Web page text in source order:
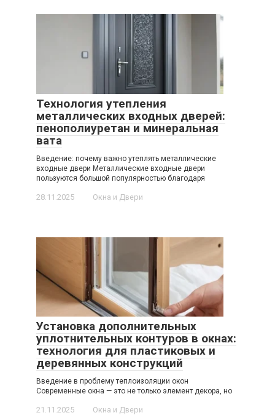
Технология утепления
металлических входных дверей:
пенополиуретан и минеральная
вата
Введение: почему важно утеплять металлические
входные двери Металлические входные двери
пользуются большой популярностью благодаря
28.11.2025 Окна и Двери
Установка дополнительных
уплотнительных контуров в окнах:
технология для пластиковых и
деревянных конструкций
Введение в проблему теплоизоляции окон
Современные окна — это не только элемент декора, но
21.11.2025 Окна и Двери